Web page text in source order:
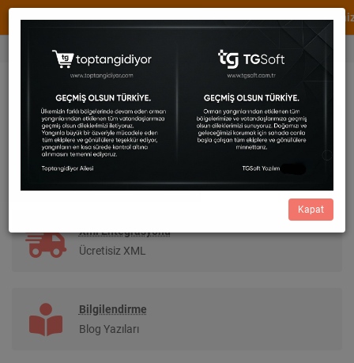
WhatsApp Destek XML ve Dropshipping Hizmetimiz
Cüzdan
0,00
0536 456 82 73
0533 414 54 29
Xml Entegrasyonu
Ücretisiz XML
Bilgilendirme
Blog Yazıları
Kapat